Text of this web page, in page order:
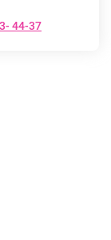
44-37